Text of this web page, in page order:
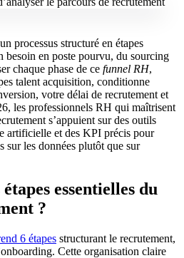
processus structuré en étapes
besoin en poste pourvu, du sourcing
chaque phase de ce funnel RH,
talent acquisition, conditionne
votre délai de recrutement et
les professionnels RH qui maîtrisent
s’appuient sur des outils
artificielle et des KPI précis pour
sur les données plutôt que sur
essentielles du
?
6 étapes structurant le recrutement,
Cette organisation claire